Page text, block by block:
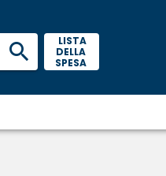
LISTA
DELLA
SPESA